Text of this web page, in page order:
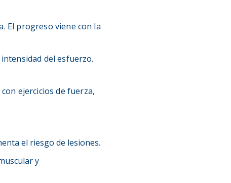
El progreso viene con la
del esfuerzo.
ejercicios de fuerza,
el riesgo de lesiones.
y